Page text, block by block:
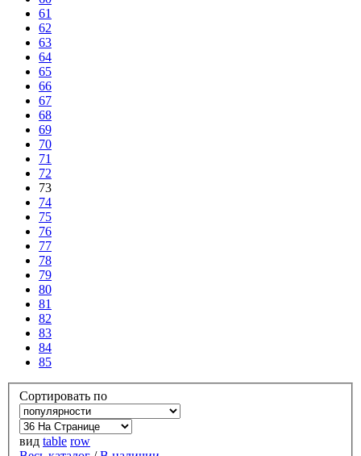
61
62
63
64
65
66
67
68
69
70
71
72
73
74
75
76
77
78
79
80
81
82
83
84
85
Сортировать по
вид table row